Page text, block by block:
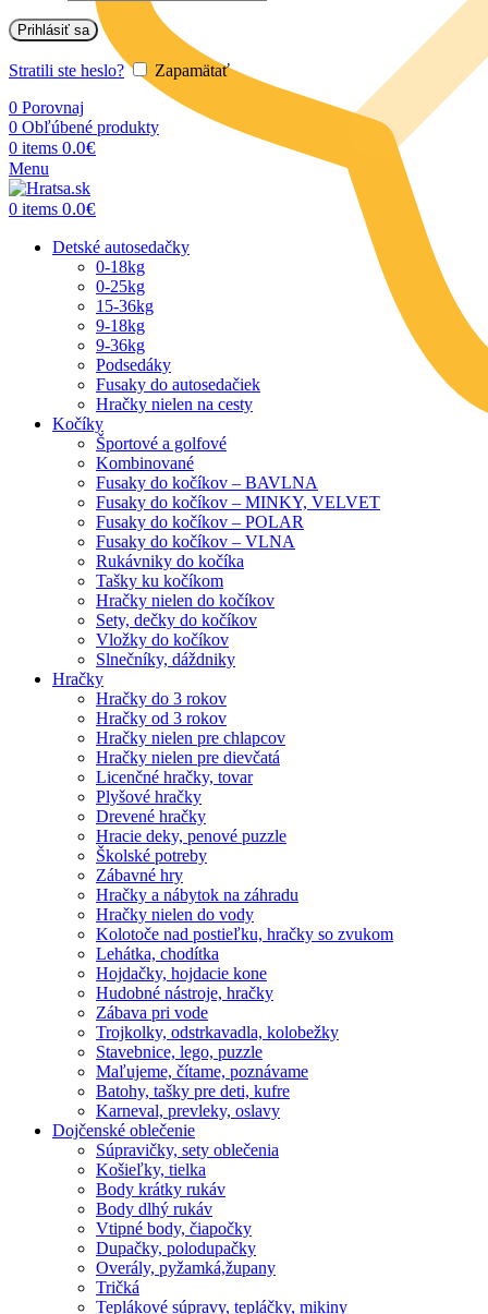
Prihlásiť sa
Stratili ste heslo?
Zapamätať
0 Porovnaj
0 Obľúbené produkty
0 items 0.0€
Menu
0 items 0.0€
Detské autosedačky
0-18kg
0-25kg
15-36kg
9-18kg
9-36kg
Podsedáky
Fusaky do autosedačiek
Hračky nielen na cesty
Kočíky
Športové a golfové
Kombinované
Fusaky do kočíkov – BAVLNA
Fusaky do kočíkov – MINKY, VELVET
Fusaky do kočíkov – POLAR
Fusaky do kočíkov – VLNA
Rukávniky do kočíka
Tašky ku kočíkom
Hračky nielen do kočíkov
Sety, dečky do kočíkov
Vložky do kočíkov
Slnečníky, dáždniky
Hračky
Hračky do 3 rokov
Hračky od 3 rokov
Hračky nielen pre chlapcov
Hračky nielen pre dievčatá
Licenčné hračky, tovar
Plyšové hračky
Drevené hračky
Hracie deky, penové puzzle
Školské potreby
Zábavné hry
Hračky a nábytok na záhradu
Hračky nielen do vody
Kolotoče nad postieľku, hračky so zvukom
Lehátka, chodítka
Hojdačky, hojdacie kone
Hudobné nástroje, hračky
Zábava pri vode
Trojkolky, odstrkavadla, kolobežky
Stavebnice, lego, puzzle
Maľujeme, čítame, poznávame
Batohy, tašky pre deti, kufre
Karneval, prevleky, oslavy
Dojčenské oblečenie
Súpravičky, sety oblečenia
Košieľky, tielka
Body krátky rukáv
Body dlhý rukáv
Vtipné body, čiapočky
Dupačky, polodupačky
Overály, pyžamká,župany
Tričká
Teplákové súpravy, tepláčky, mikiny